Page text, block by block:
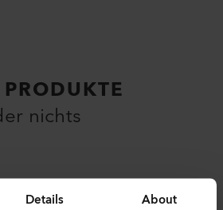
Details About
nichts